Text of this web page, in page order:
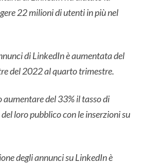
22 milioni di utenti in più nel
di LinkedIn è aumentata del
del 2022 al quarto trimestre.
aumentare del 33% il tasso di
loro pubblico con le inserzioni su
degli annunci su LinkedIn è